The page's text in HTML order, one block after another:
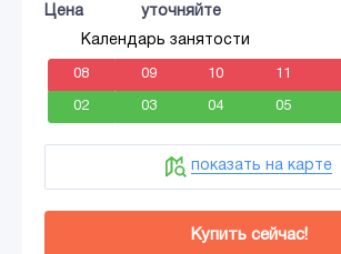
Цена
уточняйте
Календарь занятости
08 09 10 11
02 03 04 05
показать на карте
Купить сейчас!